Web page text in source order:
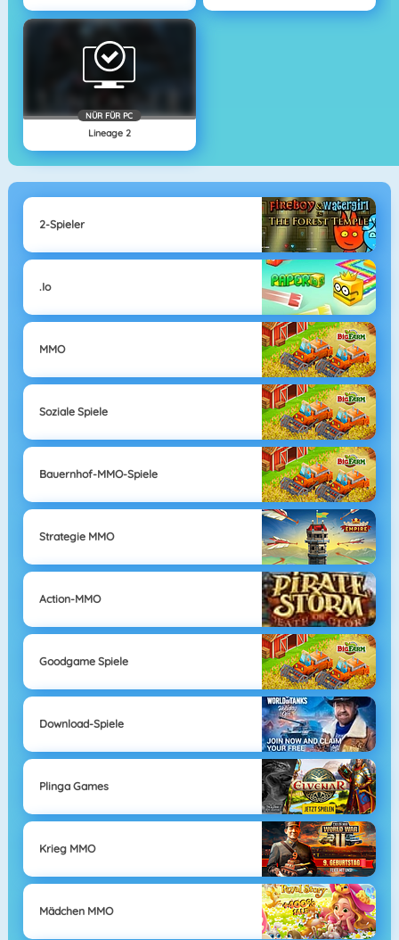
NÜR FÜR PC
Lineage 2
2-Spieler
.io
MMO
Soziale Spiele
Bauernhof-MMO-Spiele
Strategie MMO
Action-MMO
Goodgame Spiele
Download-Spiele
Plinga Games
Krieg MMO
Mädchen MMO